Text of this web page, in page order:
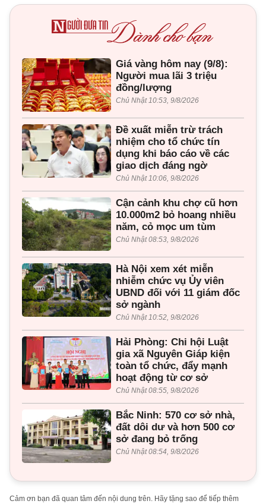
Giá vàng hôm nay (9/8):
Người mua lãi 3 triệu
đồng/lượng
Chủ Nhật 10:53, 9/8/2026
Đề xuất miễn trừ trách
nhiệm cho tổ chức tín
dụng khi báo cáo về các
giao dịch đáng ngờ
Chủ Nhật 10:06, 9/8/2026
Cận cảnh khu chợ cũ hơn
10.000m2 bỏ hoang nhiều
năm, cỏ mọc um tùm
Chủ Nhật 08:53, 9/8/2026
Hà Nội xem xét miễn
nhiễm chức vụ Ủy viên
UBND đối với 11 giám đốc
sở ngành
Chủ Nhật 10:52, 9/8/2026
Hải Phòng: Chi hội Luật
gia xã Nguyên Giáp kiện
toàn tổ chức, đẩy mạnh
hoạt động từ cơ sở
Chủ Nhật 08:55, 9/8/2026
Bắc Ninh: 570 cơ sở nhà,
đất dôi dư và hơn 500 cơ
sở đang bỏ trống
Chủ Nhật 08:54, 9/8/2026
Cảm ơn bạn đã quan tâm đến nội dung trên. Hãy tặng sao để tiếp thêm